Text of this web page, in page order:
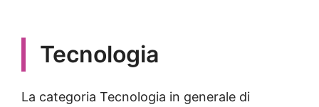
Tecnologia
La categoria Tecnologia in generale di